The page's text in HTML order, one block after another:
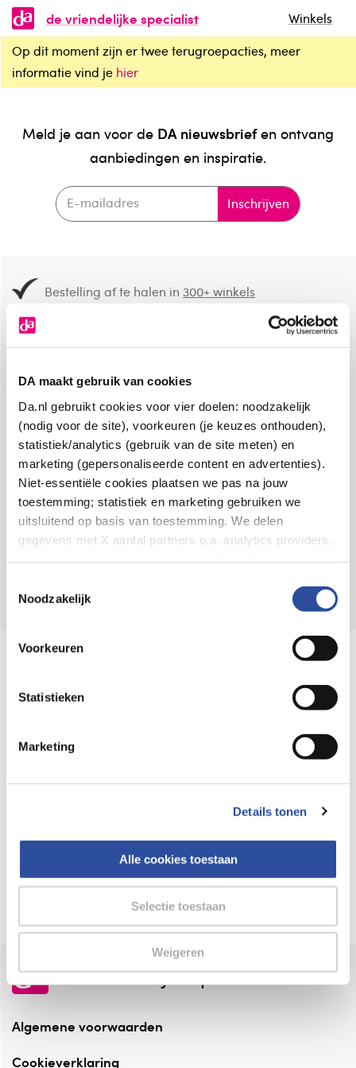
DA maakt gebruik van cookies
Da.nl gebruikt cookies voor vier doelen: noodzakelijk
(nodig voor de site), voorkeuren (je keuzes onthouden),
statistiek/analytics (gebruik van de site meten) en
marketing (gepersonaliseerde content en advertenties).
Niet-essentiële cookies plaatsen we pas na jouw
toestemming; statistiek en marketing gebruiken we
uitsluitend op basis van toestemming. We delen
gegevens met X aantal partners o.a. analytics providers,
en de bewaartermijnen per categorie. Je kunt je keuze op
gegevensverwerking staat in de
Privacyverklaring
Noodzakelijk
Voorkeuren
Statistieken
Marketing
Details tonen
Alle cookies toestaan
Selectie toestaan
Weigeren
de vriendelijke specialist
Winkels
Op dit moment zijn er twee terugroepacties, meer
informatie vind je hier
Meld je aan voor de DA nieuwsbriefen ontvang
aanbiedingen en inspiratie.
Inschrijven
Bestelling af te halen in300+ winkels
8.6 uit4.106 reviews
Over DA
Klantenservice
Assortiment
VolgDAop:
Online aanbieder medicijnen
webshop mag verkopen.
⁠Verantwoorde zorg, ⁠ook online.
Altijd onze folder bij de hand
Check onze folders ⁠bij AlleFolders.
de vriendelijke specialist
Algemene voorwaarden
Cookieverklaring